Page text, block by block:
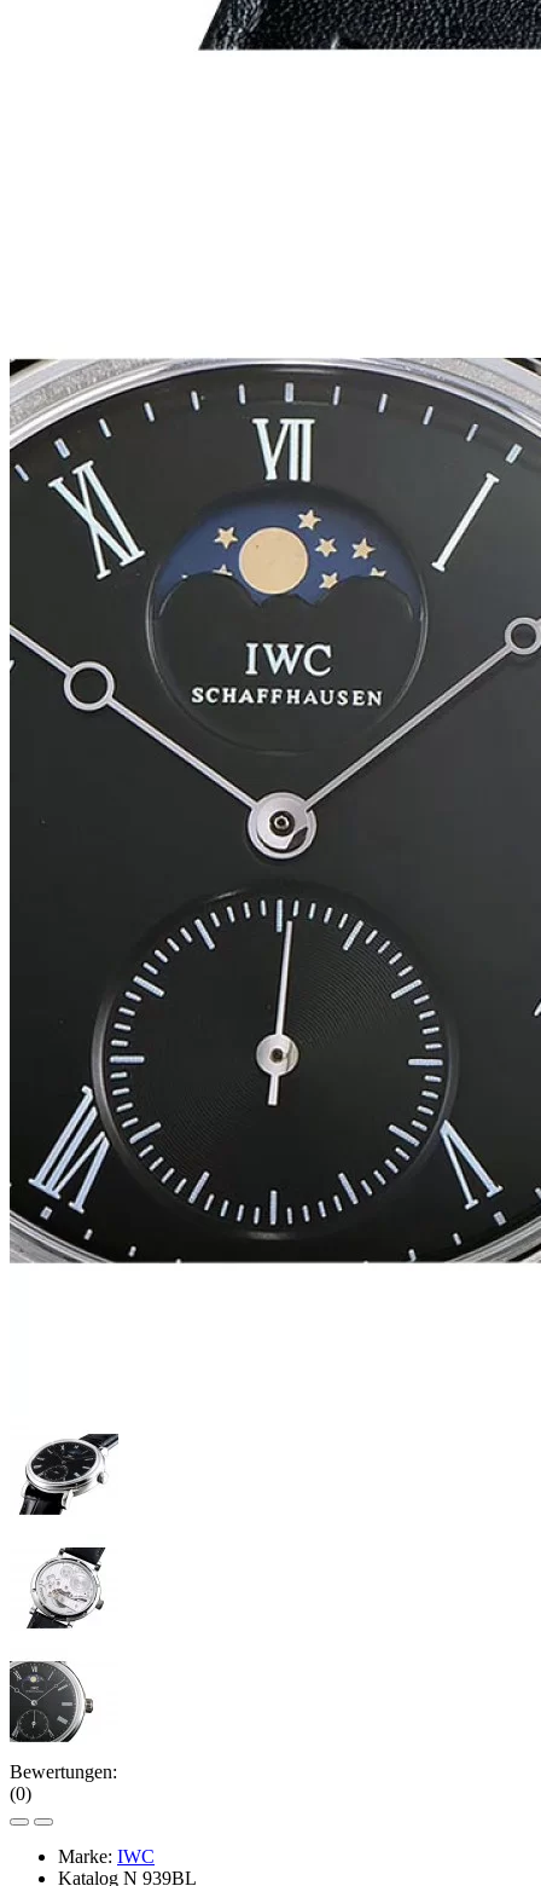
Bewertungen:
(0)
Marke: IWC
Katalog N 939BL